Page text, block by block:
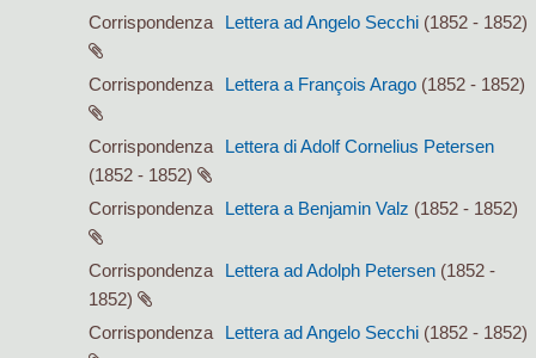
Corrispondenza
Lettera ad Angelo Secchi (1852 - 1852)
Corrispondenza Lettera a François Arago (1852 - 1852)
Corrispondenza
Lettera di Adolf Cornelius Petersen
(1852 - 1852)
Corrispondenza
Lettera a Benjamin Valz (1852 - 1852)
Corrispondenza Lettera ad Adolph Petersen (1852 -
1852)
Corrispondenza
Lettera ad Angelo Secchi (1852 - 1852)